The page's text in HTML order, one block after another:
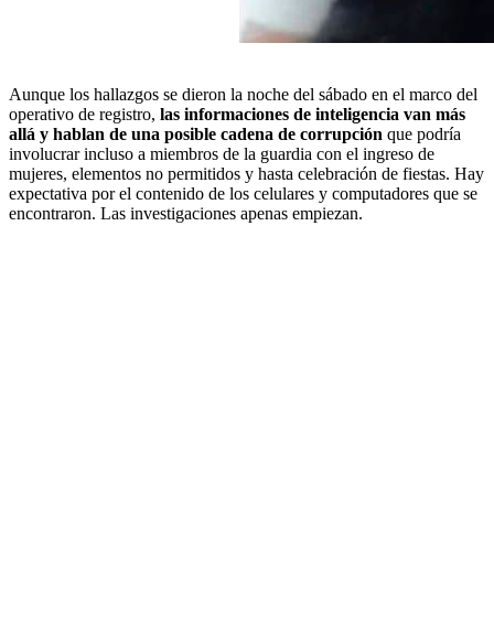
Aunque los hallazgos se dieron la noche del sábado en el marco del
operativo de registro, las informaciones de inteligencia van más
allá y hablan de una posible cadena de corrupción que podría
involucrar incluso a miembros de la guardia con el ingreso de
mujeres, elementos no permitidos y hasta celebración de fiestas. Hay
expectativa por el contenido de los celulares y computadores que se
encontraron. Las investigaciones apenas empiezan.